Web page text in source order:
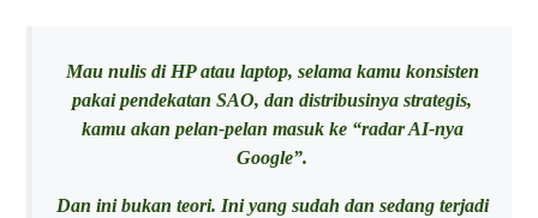
Mau nulis di HP atau laptop, selama kamu konsisten
pakai pendekatan SAO, dan distribusinya strategis,
kamu akan pelan-pelan masuk ke “radar AI-nya
Google”.
Dan ini bukan teori. Ini yang sudah dan sedang terjadi